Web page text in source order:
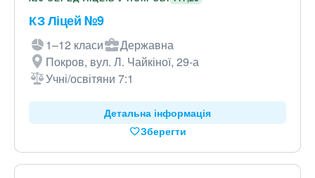
КЗ Ліцей №9
1–12 класи
Державна
Покров, вул. Л. Чайкіної, 29-а
Учні/освітяни 7:1
Детальна інформація
Зберегти